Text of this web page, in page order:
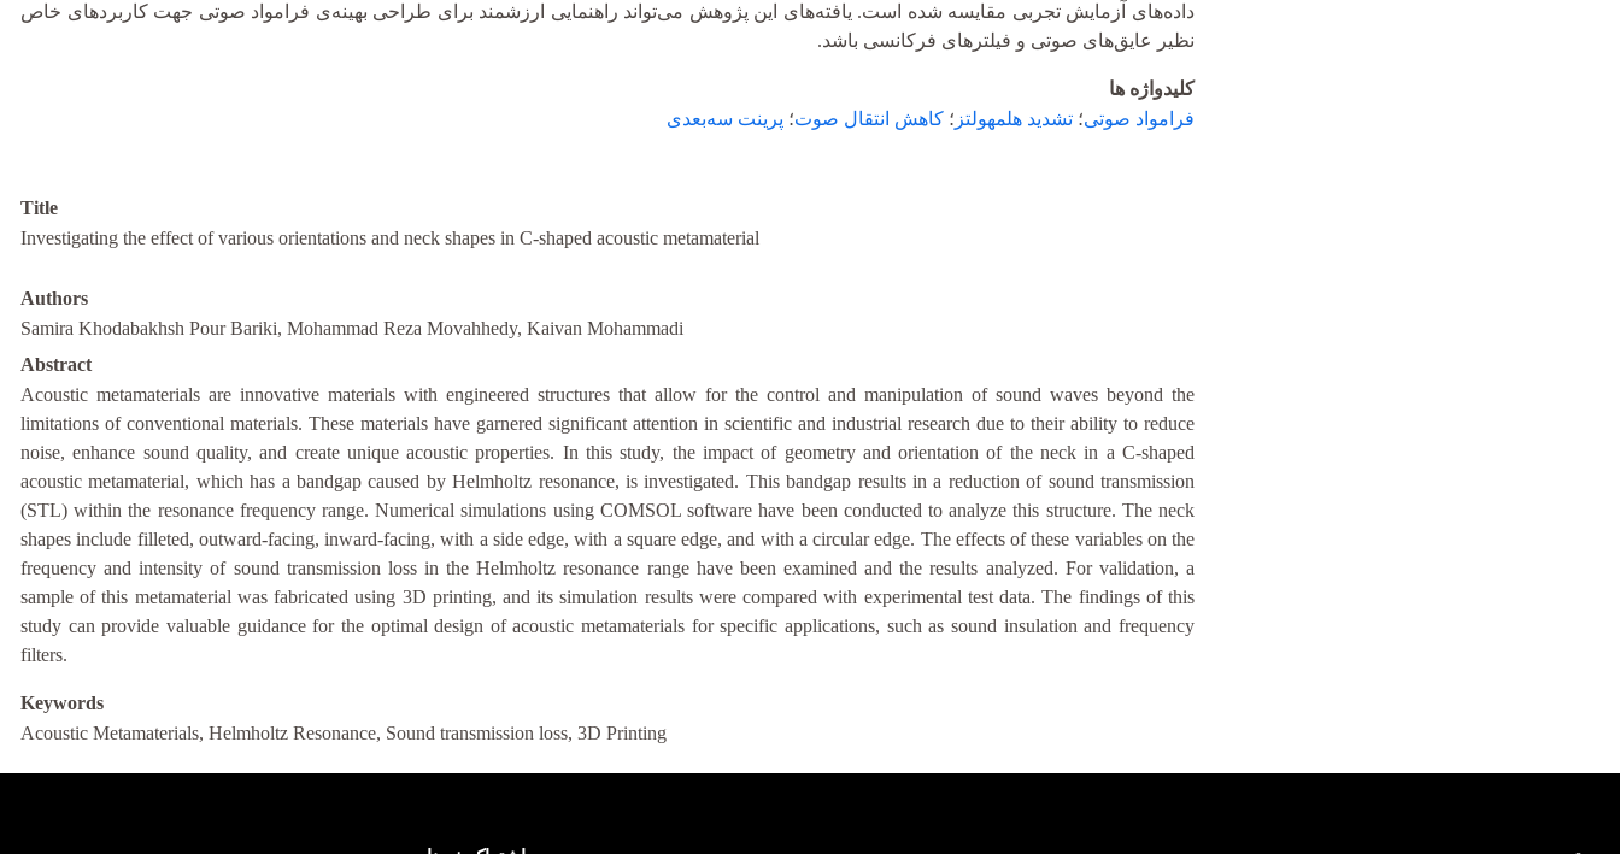
داده‌های آزمایش تجربی مقایسه شده است. یافته‌های این پژوهش می‌تواند راهنمایی ارزشمند برای طراحی بهینه‌ی فرامواد صوتی جهت کاربردهای خاص
نظیر عایق‌های صوتی و فیلترهای فرکانسی باشد.
کلیدواژه ها
فرامواد صوتی؛ تشدید هلمهولتز ؛ کاهش انتقال صوت؛ پرینت سه‌بعدی
Title
Investigating the effect of various orientations and neck shapes in C-shaped acoustic metamaterial
Authors
Samira Khodabakhsh Pour Bariki, Mohammad Reza Movahhedy, Kaivan Mohammadi
Abstract
Acoustic metamaterials are innovative materials with engineered structures that allow for the control and manipulation of sound waves beyond the
limitations of conventional materials. These materials have garnered significant attention in scientific and industrial research due to their ability to reduce
noise, enhance sound quality, and create unique acoustic properties. In this study, the impact of geometry and orientation of the neck in a C-shaped
acoustic metamaterial, which has a bandgap caused by Helmholtz resonance, is investigated. This bandgap results in a reduction of sound transmission
(STL) within the resonance frequency range. Numerical simulations using COMSOL software have been conducted to analyze this structure. The neck
shapes include filleted, outward-facing, inward-facing, with a side edge, with a square edge, and with a circular edge. The effects of these variables on the
frequency and intensity of sound transmission loss in the Helmholtz resonance range have been examined and the results analyzed. For validation, a
sample of this metamaterial was fabricated using 3D printing, and its simulation results were compared with experimental test data. The findings of this
study can provide valuable guidance for the optimal design of acoustic metamaterials for specific applications, such as sound insulation and frequency
filters.
Keywords
Acoustic Metamaterials, Helmholtz Resonance, Sound transmission loss, 3D Printing